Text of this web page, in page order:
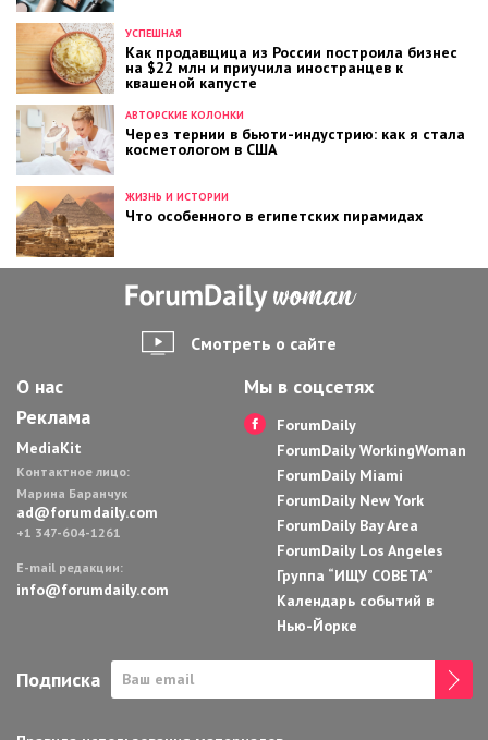
АВТОРСКИЕ КОЛОНКИ
Через тернии в бьюти-индустрию: как я стала
косметологом в США
УСПЕШНАЯ
Как продавщица из России построила бизнес
на $22 млн и приучила иностранцев к
квашеной капусте
ЖИЗНЬ И ИСТОРИИ
Что особенного в египетских пирамидах
Смотреть о сайте
О нас
Реклама
MediaKit
Контактное лицо:
Марина Баранчук
ad@forumdaily.com
+1 347-604-1261
E-mail редакции:
info@forumdaily.com
Мы в соцсетях
ForumDaily
ForumDaily WorkingWoman
ForumDaily Miami
ForumDaily New York
ForumDaily Bay Area
ForumDaily Los Angeles
Группа “ИЩУ СОВЕТА”
Календарь событий в
Нью-Йорке
Подписка